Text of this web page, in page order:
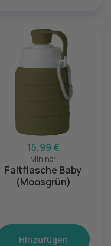
15,99 €
Mininor
Faltflasche Baby
(Moosgrün)
Hinzufügen